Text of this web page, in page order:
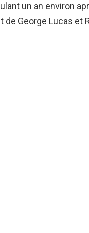
un an environ
de George Lucas et